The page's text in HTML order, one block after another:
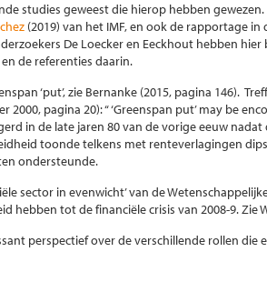
studies geweest die hierop hebben
(2019) van het IMF, en ook de rapportage
De Loecker en Eeckhout hebben
de referenties daarin.
‘put’, zie Bernanke (2015, pagina 146).
2000, pagina 20): “ ‘Greenspan put’ may be
in de late jaren 80 van de vorige eeuw
toonde telkens met renteverlagingen
ondersteunde.
sector in evenwicht’ van de
hebben tot de financiële crisis van 2008-9. Zie
perspectief over de verschillende rollen die